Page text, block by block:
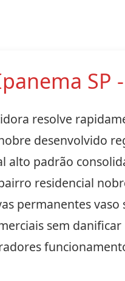
SP
resolve
desenvolvido
alto padrão
residencial
permanentes vaso
sem